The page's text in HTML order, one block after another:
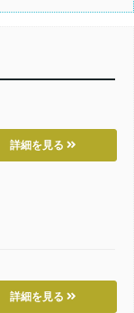
詳細を見る
詳細を見る